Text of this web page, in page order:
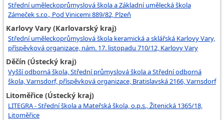
Střední uměleckoprůmyslová škola a Základní umělecká škola
Zámeček s.r.o., Pod Vinicemi 889/82, Plzeň
Karlovy Vary (Karlovarský kraj)
Střední uměleckoprůmyslová škola keramická a sklářská Karlovy Vary,
příspěvková organizace, nám. 17. listopadu 710/12, Karlovy Vary
Děčín (Ústecký kraj)
Vyšší odborná škola, Střední průmyslová škola a Střední odborná
škola, Varnsdorf, příspěvková organizace, Bratislavská 2166, Varnsdorf
Litoměřice (Ústecký kraj)
LITEGRA - Střední škola a Mateřská škola, o.p.s., Žitenická 1365/18,
Litoměřice